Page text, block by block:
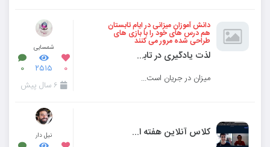
دانش آموزان میزانی در ایام تابستان
هم درس های خود را با بازی های
طراحی شده مرور می کنند
لذت یادگیری در تابستان داغ میزانی
میزان در جریان است...
شمسایی
۰ ۲۵۱۵ ۰
۶ سال پیش
کلاس آنلاین هفته اول نیل دار